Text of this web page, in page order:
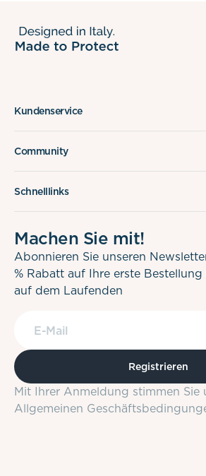
Kundenservice
Community
Schnelllinks
Machen Sie mit!
Abonnieren Sie unseren
% Rabatt auf Ihre erste
auf dem Laufenden
E-Mail
Registrieren
Mit Ihrer Anmeldung stimmen Sie
Allgemeinen